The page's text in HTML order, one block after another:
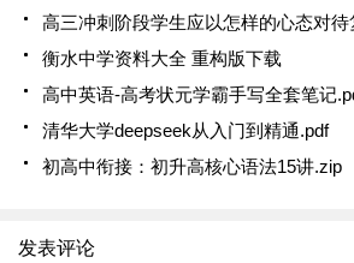
高三冲刺阶段学生应以怎样的心态对
衡水中学资料大全 重构版下载
高中英语-高考状元学霸手写全套笔记
清华大学deepseek从入门到精通.pdf
初高中衔接：初升高核心语法15讲.zip
发表评论